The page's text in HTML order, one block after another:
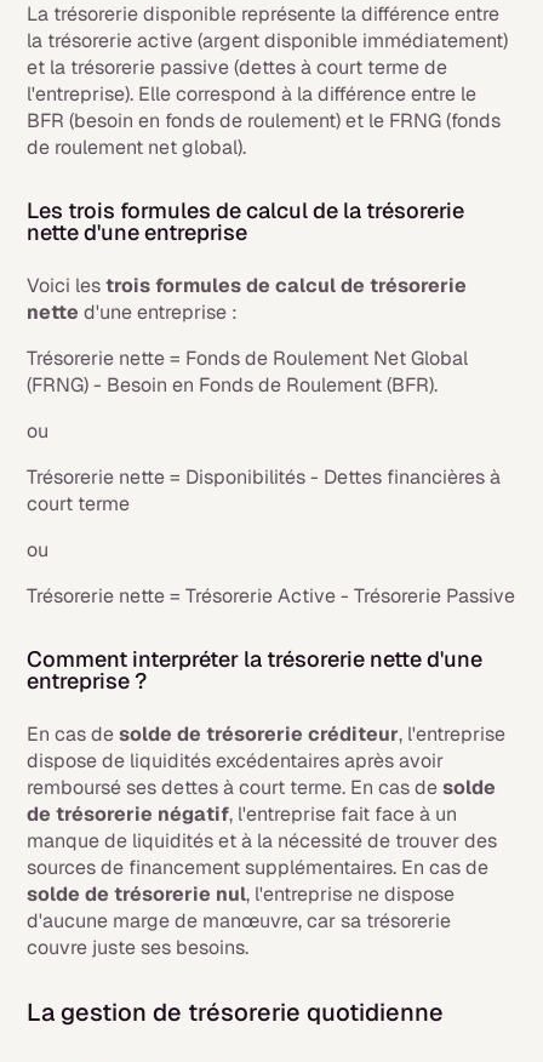
La trésorerie disponible représente la différence entre
la trésorerie active (argent disponible immédiatement)
et la trésorerie passive (dettes à court terme de
l'entreprise). Elle correspond à la différence entre le
BFR (besoin en fonds de roulement) et le FRNG (fonds
de roulement net global).
Les trois formules de calcul de la trésorerie
nette d'une entreprise
Voici lestrois formules de calcul de trésorerie
netted'une entreprise :
Trésorerie nette = Fonds de Roulement Net Global
(FRNG) - Besoin en Fonds de Roulement (BFR).
ou
Trésorerie nette = Disponibilités - Dettes financières à
court terme
ou
Trésorerie nette = Trésorerie Active - Trésorerie Passive
Comment interpréter la trésorerie nette d'une
entreprise ?
En cas desolde de trésorerie créditeur, l'entreprise
dispose de liquidités excédentaires après avoir
remboursé ses dettes à court terme. En cas desolde
de trésorerie négatif, l'entreprise fait face à un
manque de liquidités et à la nécessité de trouver des
sources de financement supplémentaires. En cas de
solde de trésorerie nul, l'entreprise ne dispose
d'aucune marge de manœuvre, car sa trésorerie
couvre juste ses besoins.
La gestion de trésorerie quotidienne